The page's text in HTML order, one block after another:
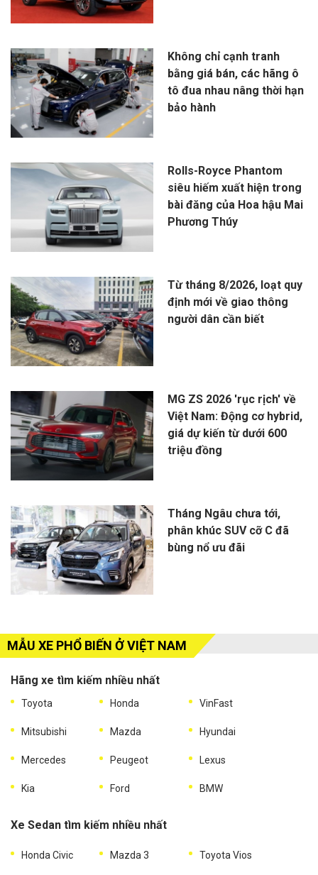
Không chỉ cạnh tranh
bằng giá bán, các hãng ô
tô đua nhau nâng thời hạn
bảo hành
Rolls-Royce Phantom
siêu hiếm xuất hiện trong
bài đăng của Hoa hậu Mai
Phương Thúy
Từ tháng 8/2026, loạt quy
định mới về giao thông
người dân cần biết
MG ZS 2026 'rục rịch' về
Việt Nam: Động cơ hybrid,
giá dự kiến từ dưới 600
triệu đồng
Tháng Ngâu chưa tới,
phân khúc SUV cỡ C đã
bùng nổ ưu đãi
MẪU XE PHỔ BIẾN Ở VIỆT NAM
Hãng xe tìm kiếm nhiều nhất
Toyota Honda VinFast
Mitsubishi Mazda Hyundai
Mercedes Peugeot Lexus
Kia Ford BMW
Xe Sedan tìm kiếm nhiều nhất
Honda Civic Mazda 3 Toyota Vios